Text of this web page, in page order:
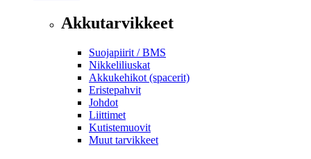
Akkutarvikkeet
Suojapiirit / BMS
Nikkeliliuskat
Akkukehikot (spacerit)
Eristepahvit
Johdot
Liittimet
Kutistemuovit
Muut tarvikkeet